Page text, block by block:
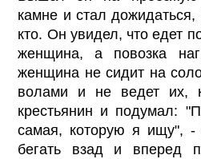
камне и стал
кто. Он увидел, что едет
женщина, а повозка
женщина не сидит на
волами и не ведет их,
крестьянин и подумал:
самая, которую я ищу", -
бегать взад и вперед